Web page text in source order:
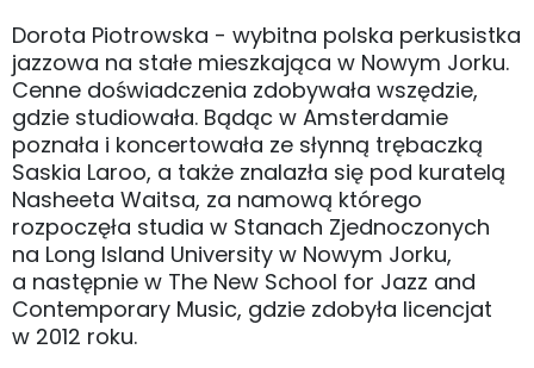
Dorota Piotrowska - wybitna polska perkusistka
jazzowa na stałe mieszkająca w Nowym Jorku.
Cenne doświadczenia zdobywała wszędzie,
gdzie studiowała. Bądąc w Amsterdamie
poznała i koncertowała ze słynną trębaczką
Saskia Laroo, a także znalazła się pod kuratelą
Nasheeta Waitsa, za namową którego
rozpoczęła studia w Stanach Zjednoczonych
na Long Island University w Nowym Jorku,
a następnie w The New School for Jazz and
Contemporary Music, gdzie zdobyła licencjat
w 2012 roku.